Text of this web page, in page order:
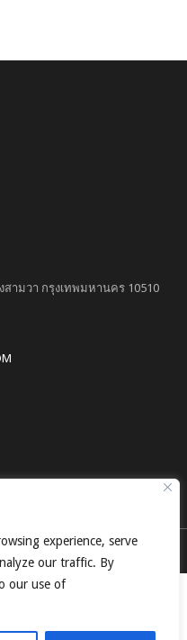
experience, serve
our traffic. By
our use of
ามวา กรุงเทพมหานคร 10510
CO.,LTD.